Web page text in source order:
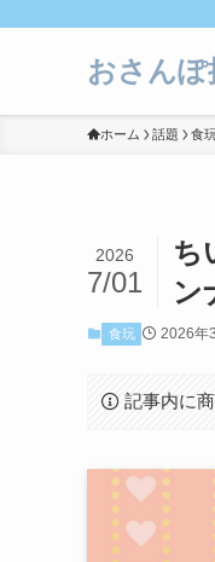
おさん
ホーム 話題 食
ち
ン
2026
7/01
食玩 2026年
記事内に